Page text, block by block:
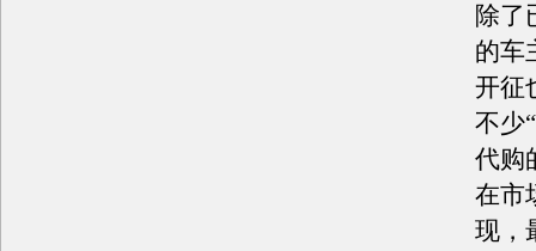
除了
的车
开征
不少
代购
在市
现，